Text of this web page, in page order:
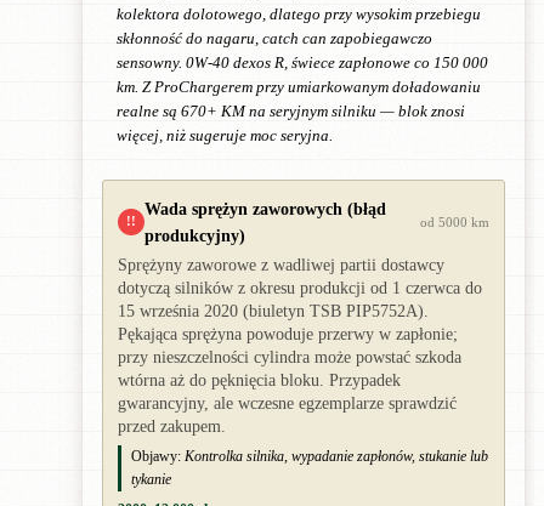
kolektora dolotowego, dlatego przy wysokim przebiegu
skłonność do nagaru, catch can zapobiegawczo
sensowny. 0W-40 dexos R, świece zapłonowe co 150 000
km. Z ProChargerem przy umiarkowanym doładowaniu
realne są 670+ KM na seryjnym silniku — blok znosi
więcej, niż sugeruje moc seryjna.
!!
Wada sprężyn zaworowych (błąd
produkcyjny)
od 5000 km
Sprężyny zaworowe z wadliwej partii dostawcy
dotyczą silników z okresu produkcji od 1 czerwca do
15 września 2020 (biuletyn TSB PIP5752A).
Pękająca sprężyna powoduje przerwy w zapłonie;
przy nieszczelności cylindra może powstać szkoda
wtórna aż do pęknięcia bloku. Przypadek
gwarancyjny, ale wczesne egzemplarze sprawdzić
przed zakupem.
Objawy: Kontrolka silnika, wypadanie zapłonów, stukanie lub
tykanie